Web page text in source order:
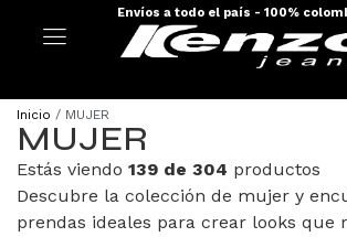
Envíos a todo el país - 100%
Inicio / MUJER
MUJER
Estás viendo 139 de 304 productos
Descubre la colección de mujer y
prendas ideales para crear looks que